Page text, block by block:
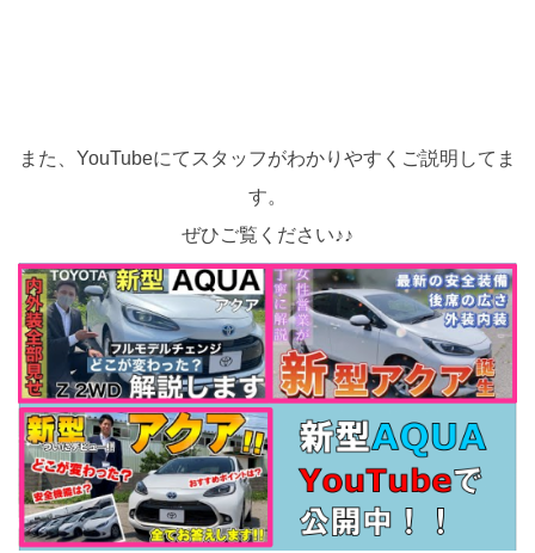
また、YouTubeにてスタッフがわかりやすくご説明してま
す。
ぜひご覧ください♪♪